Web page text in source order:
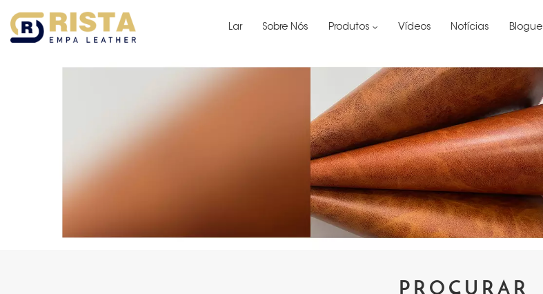
Lar Sobre Nós Produtos Vídeos Notícias Blogue
PROCURAR